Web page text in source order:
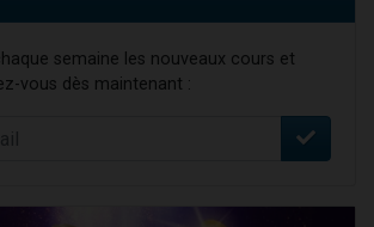
semaine les nouveaux cours et
vous dès maintenant :